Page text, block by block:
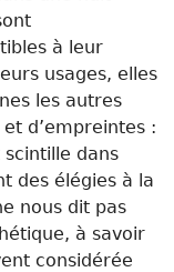
à leur
usages, elles
les autres
d’empreintes :
dans
des élégies à la
nous dit pas
à savoir
considérée